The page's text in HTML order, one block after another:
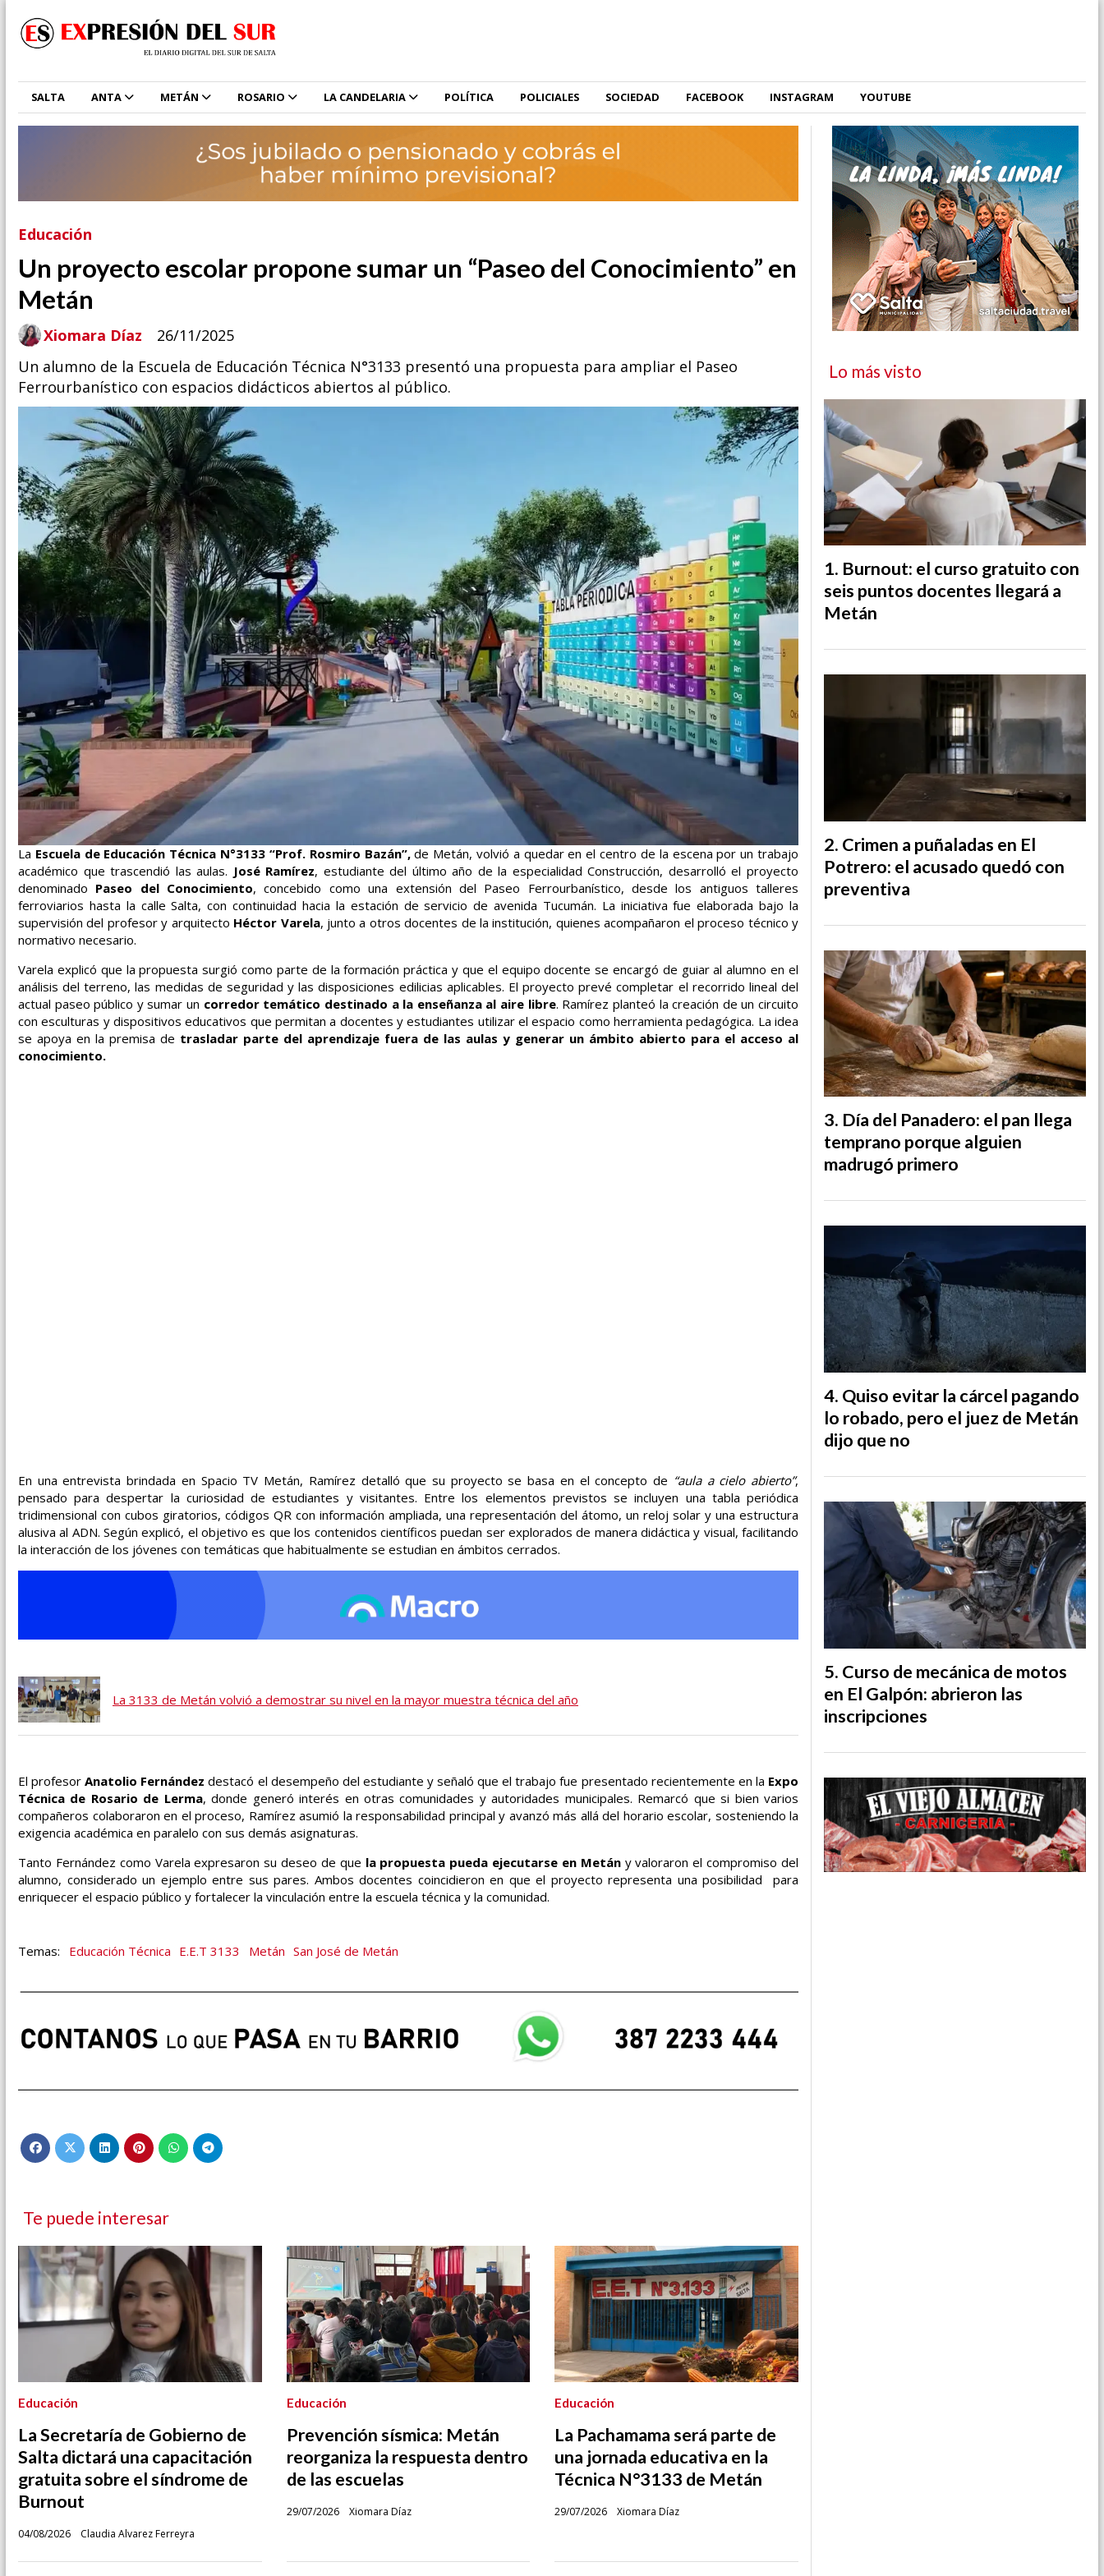
SALTA ANTA METÁN ROSARIO LA CANDELARIA POLÍTICA POLICIALES SOCIEDAD FACEBOOK INSTAGRAM YOUTUBE
Un proyecto escolar propone sumar un “Paseo del Conocimiento” en
Metán
Un alumno de la Escuela de Educación Técnica N°3133 presentó una propuesta para ampliar el Paseo
Ferrourbanístico con espacios didácticos abiertos al público.
Educación
26/11/2025
Xiomara Díaz
La Escuela de Educación Técnica N°3133 “Prof. Rosmiro Bazán”,de Metán, volvió a quedar en el centro de la escena por un trabajo
académico que trascendió las aulas. José Ramírez, estudiante del último año de la especialidad Construcción, desarrolló el proyecto
denominado Paseo del Conocimiento, concebido como una extensión del Paseo Ferrourbanístico, desde los antiguos talleres
ferroviarios hasta la calle Salta, con continuidad hacia la estación de servicio de avenida Tucumán. La iniciativa fue elaborada bajo la
supervisión del profesor y arquitecto Héctor Varela, junto a otros docentes de la institución, quienes acompañaron el proceso técnico y
normativo necesario.
Varela explicó que la propuesta surgió como parte de la formación práctica y que el equipo docente se encargó de guiar al alumno en el
análisis del terreno, las medidas de seguridad y las disposiciones edilicias aplicables. El proyecto prevé completar el recorrido lineal del
actual paseo público y sumar un corredor temático destinado a la enseñanza al aire libre. Ramírez planteó la creación de un circuito
con esculturas y dispositivos educativos que permitan a docentes y estudiantes utilizar el espacio como herramienta pedagógica. La idea
se apoya en la premisa de trasladar parte del aprendizaje fuera de las aulas y generar un ámbito abierto para el acceso al
conocimiento.
En una entrevista brindada en Spacio TV Metán, Ramírez detalló que su proyecto se basa en el concepto de “aula a cielo abierto”,
pensado para despertar la curiosidad de estudiantes y visitantes. Entre los elementos previstos se incluyen una tabla periódica
tridimensional con cubos giratorios, códigos QR con información ampliada, una representación del átomo, un reloj solar y una estructura
alusiva al ADN. Según explicó, el objetivo es que los contenidos científicos puedan ser explorados de manera didáctica y visual, facilitando
la interacción de los jóvenes con temáticas que habitualmente se estudian en ámbitos cerrados.
La 3133 de Metán volvió a demostrar su nivel en la mayor muestra técnica del año
El profesor Anatolio Fernández destacó el desempeño del estudiante y señaló que el trabajo fue presentado recientemente en la Expo
Técnica de Rosario de Lerma, donde generó interés en otras comunidades y autoridades municipales. Remarcó que si bien varios
compañeros colaboraron en el proceso, Ramírez asumió la responsabilidad principal y avanzó más allá del horario escolar, sosteniendo la
exigencia académica en paralelo con sus demás asignaturas.
Tanto Fernández como Varela expresaron su deseo de que la propuesta pueda ejecutarse en Metány valoraron el compromiso del
alumno, considerado un ejemplo entre sus pares. Ambos docentes coincidieron en que el proyecto representa una posibilidad para
enriquecer el espacio público y fortalecer la vinculación entre la escuela técnica y la comunidad.
Educación Técnica E.E.T 3133 Metán San José de Metán
Te puede interesar
La Secretaría de Gobierno de
Salta dictará una capacitación
gratuita sobre el síndrome de
Burnout
Claudia Alvarez Ferreyra
Educación
04/08/2026
Prevención sísmica: Metán
reorganiza la respuesta dentro
de las escuelas
Xiomara Díaz
Educación
29/07/2026
La Pachamama será parte de
una jornada educativa en la
Técnica N°3133 de Metán
Xiomara Díaz
Educación
29/07/2026
Lo más visto
Burnout: el curso gratuito con
seis puntos docentes llegará a
Metán
Crimen a puñaladas en El
Potrero: el acusado quedó con
preventiva
Día del Panadero: el pan llega
temprano porque alguien
madrugó primero
Quiso evitar la cárcel pagando
lo robado, pero el juez de Metán
dijo que no
Curso de mecánica de motos
en El Galpón: abrieron las
inscripciones